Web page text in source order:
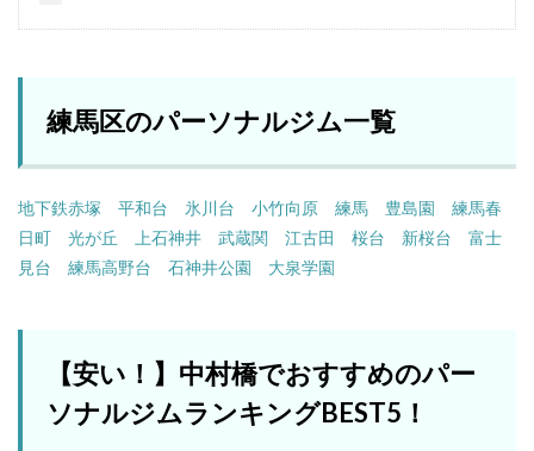
練馬区のパーソナルジム一覧
地下鉄赤塚 平和台 氷川台 小竹向原 練馬 豊島園
練馬春
日町
光が丘 上石神井 武蔵関 江古田 桜台 新桜台
富士
見台
練馬高野台 石神井公園 大泉学園
【安い！】中村橋でおすすめのパー
ソナルジムランキングBEST5！